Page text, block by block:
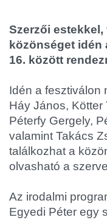
Szerzői
közönséget idén
16. között
Idén a fesztiválon
Háy János, Kötter
Péterfy Gergely,
valamint Takács
találkozhat a
olvasható a
Az irodalmi
Egyedi Péter egy